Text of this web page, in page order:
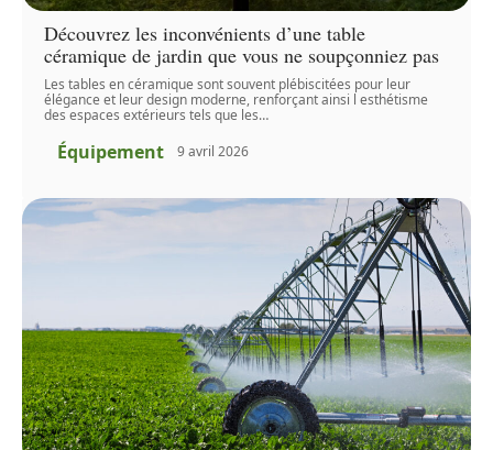
Découvrez les inconvénients d’une table
céramique de jardin que vous ne soupçonniez pas
Les tables en céramique sont souvent plébiscitées pour leur
élégance et leur design moderne, renforçant ainsi l esthétisme
des espaces extérieurs tels que les…
Équipement 9 avril 2026